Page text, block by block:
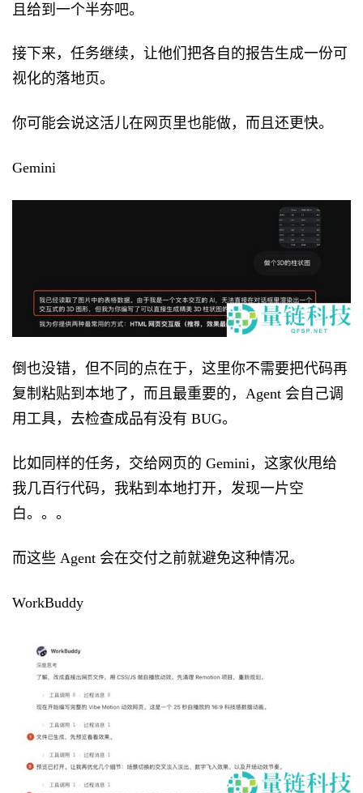
且给到一个半夯吧。
接下来，任务继续，让他们把各自的报告生成一份可
视化的落地页。
你可能会说这活儿在网页里也能做，而且还更快。
Gemini
倒也没错，但不同的点在于，这里你不需要把代码再
复制粘贴到本地了，而且最重要的，Agent 会自己调
用工具，去检查成品有没有 BUG。
比如同样的任务，交给网页的 Gemini，这家伙甩给
我几百行代码，我粘到本地打开，发现一片空
白。。。
而这些 Agent 会在交付之前就避免这种情况。
WorkBuddy